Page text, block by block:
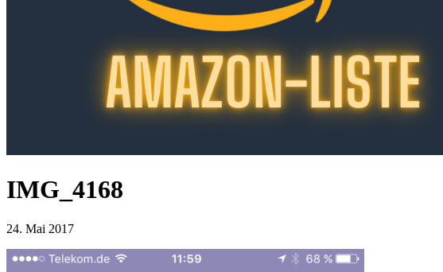
IMG_4168
24. Mai 2017